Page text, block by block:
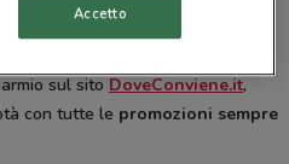
gli acquisti intelligenti con gli
delle promozioni Tigotà.
sul sito DoveConviene.it,
con tutte le promozioni sempre
Accetto